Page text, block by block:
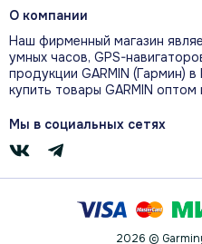
ВСТРОЕННЫЕ
ПРОФИЛИ
Более 25 встроенных
открытой воде,
занятия.
О компании
Наш фирменный магазин
умных часов, GPS-
продукции GARMIN (Гармин)
купить товары GARMIN оптом
Мы в социальных сетях
2026 ©